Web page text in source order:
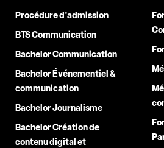
Procédure d'admission
BTS Communication
Bachelor Communication
Bachelor Événementiel &
communication
Bachelor Journalisme
Bachelor Création de
contenu digital et